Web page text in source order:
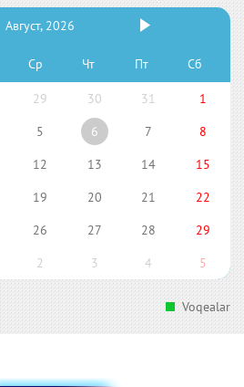
Август, 2026
Ср Чт Пт Сб
29 30 31
1
5 6 7
8
12 13 14
15
19 20 21
22
26 27 28
29
2 3 4 5
Voqealar